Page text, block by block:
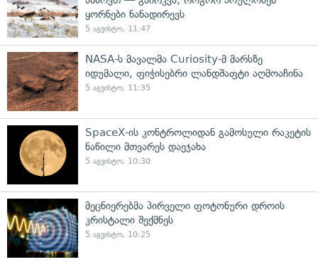
ყორნები ნანადირევს
5 აგვისტო, 11:47
NASA-ს მავალმა Curiosity-მ მარსზე
იდუმალი, ფიჭისებრი ლანდშაფტი აღმოაჩინა
5 აგვისტო, 11:35
SpaceX-ის კონტროლიდან გამოსული რაკეტის
ნაწილი მთვარეს დაეჯახა
5 აგვისტო, 10:30
მეცნიერებმა პირველი ფოტონური დროის
კრისტალი შექმნეს
5 აგვისტო, 10:25